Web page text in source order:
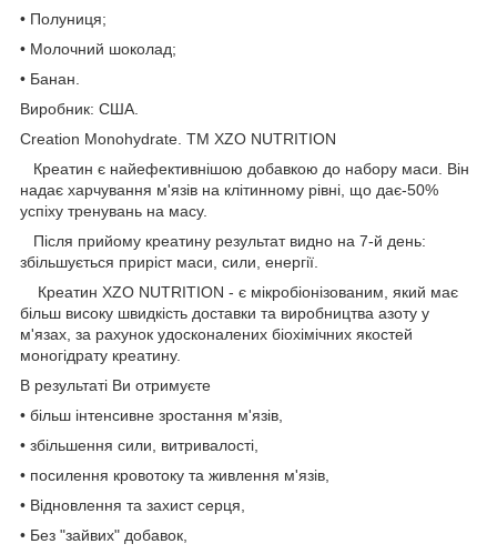
• Полуниця;
• Молочний шоколад;
• Банан.
Виробник: США.
Creation Monohydrate. ТМ XZO NUTRITION
Креатин є найефективнішою добавкою до набору маси. Він
надає харчування м'язів на клітинному рівні, що дає-50%
успіху тренувань на масу.
Після прийому креатину результат видно на 7-й день:
збільшується приріст маси, сили, енергії.
Креатин XZO NUTRITION - є мікробіонізованим, який має
більш високу швидкість доставки та виробництва азоту у
м'язах, за рахунок удосконалених біохімічних якостей
моногідрату креатину.
В результаті Ви отримуєте
• більш інтенсивне зростання м'язів,
• збільшення сили, витривалості,
• посилення кровотоку та живлення м'язів,
• Відновлення та захист серця,
• Без "зайвих" добавок,